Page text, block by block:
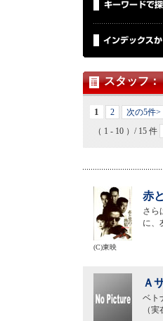
スタッフ：
1 2
次の5件>
（ 1 - 10 ）/ 15 件
赤
さら
に、
(C)東映
Ａ
ベト
（